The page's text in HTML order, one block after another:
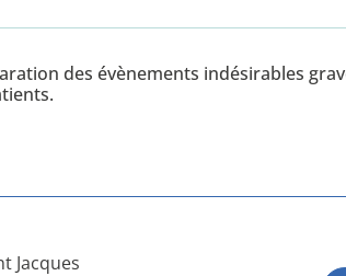
des évènements indésirables
Jacques